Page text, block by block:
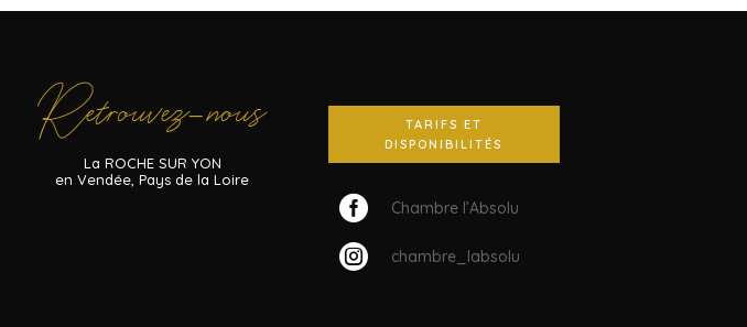
Retrouvez–nous
La ROCHE SUR YON
en Vendée, Pays de la Loire
TARIFS ET
DISPONIBILITÉS
 Chambre l’Absolu
 chambre_labsolu